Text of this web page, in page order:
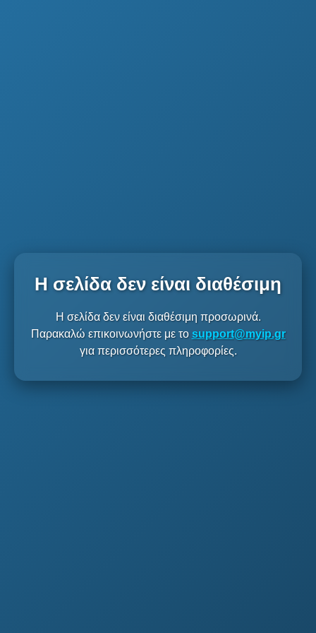
Η σελίδα δεν είναι διαθέσιμη
Η σελίδα δεν είναι διαθέσιμη προσωρινά.
Παρακαλώ επικοινωνήστε με το support@myip.gr
για περισσότερες πληροφορίες.